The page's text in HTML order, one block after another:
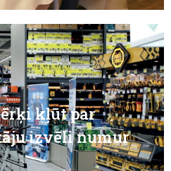
kļūt par
izvēli numur